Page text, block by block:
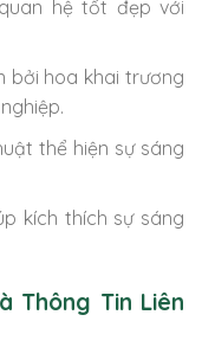
hệ tốt đẹp với
bởi hoa khai trương
thể hiện sự sáng
kích thích sự sáng
Thông Tin Liên